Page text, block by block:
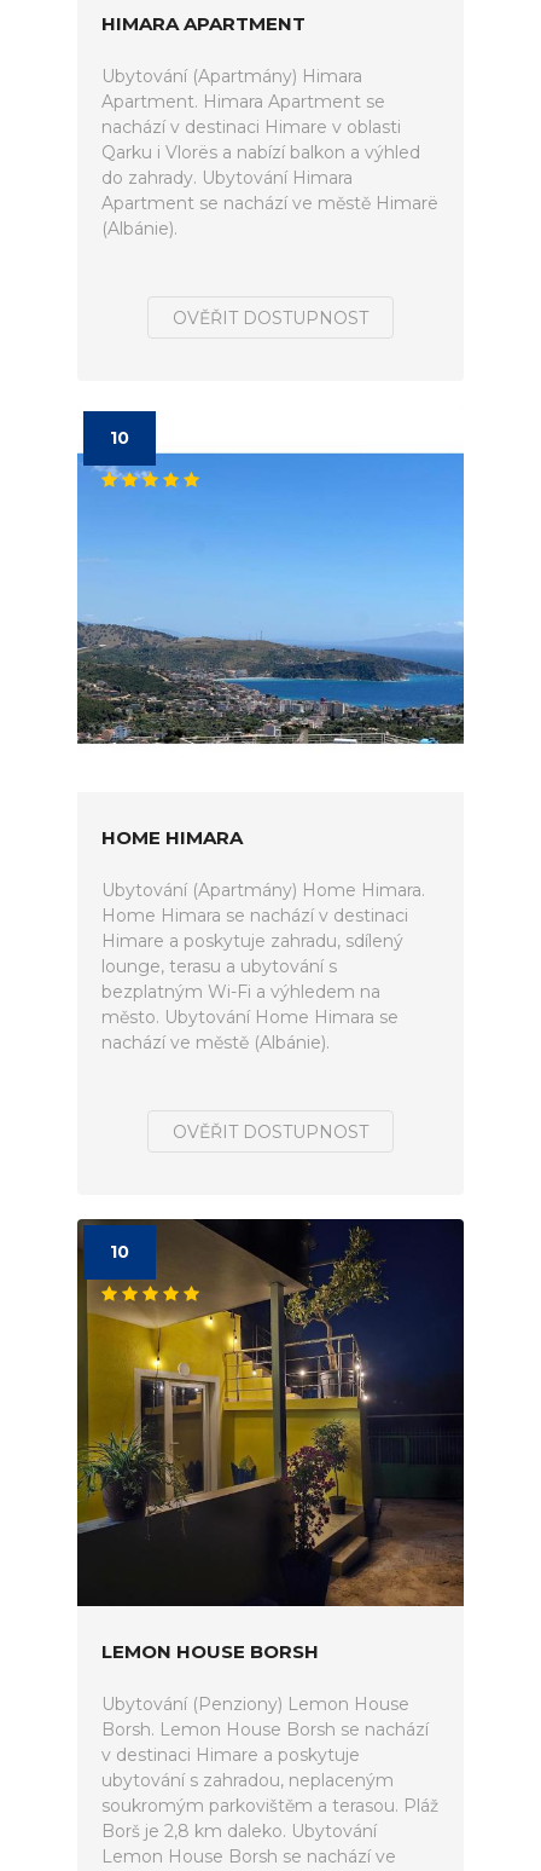
HIMARA APARTMENT
Ubytování (Apartmány) Himara
Apartment. Himara Apartment se
nachází v destinaci Himare v oblasti
Qarku i Vlorës a nabízí balkon a výhled
do zahrady. Ubytování Himara
Apartment se nachází ve městě Himarë
(Albánie).
OVĚŘIT DOSTUPNOST
10
HOME HIMARA
Ubytování (Apartmány) Home Himara.
Home Himara se nachází v destinaci
Himare a poskytuje zahradu, sdílený
lounge, terasu a ubytování s
bezplatným Wi-Fi a výhledem na
město. Ubytování Home Himara se
nachází ve městě (Albánie).
OVĚŘIT DOSTUPNOST
10
LEMON HOUSE BORSH
Ubytování (Penziony) Lemon House
Borsh. Lemon House Borsh se nachází
v destinaci Himare a poskytuje
ubytování s zahradou, neplaceným
soukromým parkovištěm a terasou. Pláž
Borš je 2,8 km daleko. Ubytování
Lemon House Borsh se nachází ve